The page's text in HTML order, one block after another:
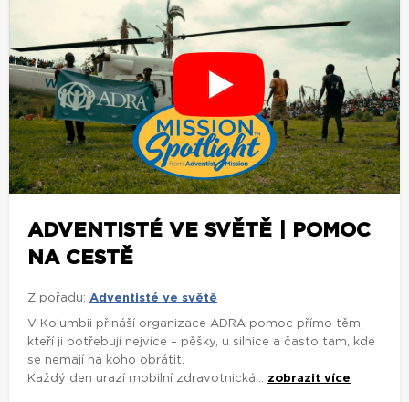
ADVENTISTÉ VE SVĚTĚ | POMOC
NA CESTĚ
Z pořadu: Adventisté ve světě
V Kolumbii přináší organizace ADRA pomoc přímo těm,
kteří ji potřebují nejvíce – pěšky, u silnice a často tam, kde
se nemají na koho obrátit.
Každý den urazí mobilní zdravotnická... zobrazit více